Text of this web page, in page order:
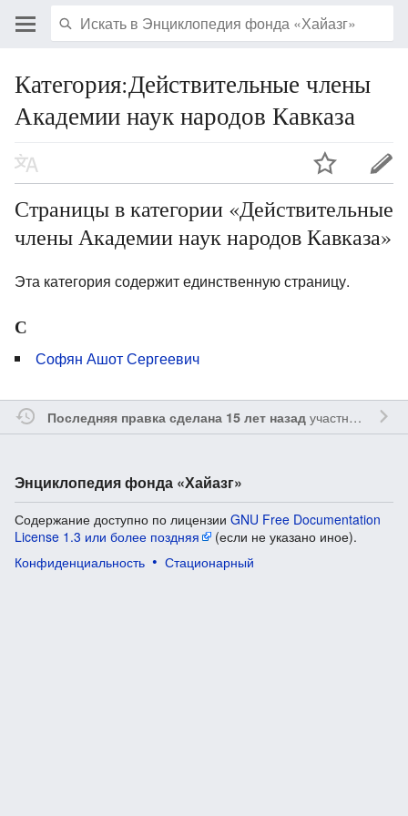
Категория:Действительные члены
Академии наук народов Кавказа
Страницы в категории «Действительные
члены Академии наук народов Кавказа»
Эта категория содержит единственную страницу.
С
Софян Ашот Сергеевич
Последняя правка сделана 15 лет назадучастником
Энциклопедия фонда «Хайазг»
Содержание доступно по лицензии GNU Free Documentation
License 1.3 или более поздняя
(если не указано иное).
Конфиденциальность
Стационарный